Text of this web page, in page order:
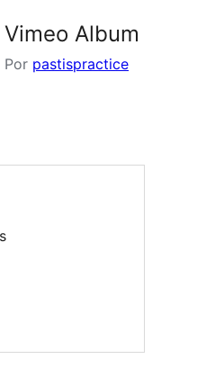
Vimeo Album
Por pastispractice